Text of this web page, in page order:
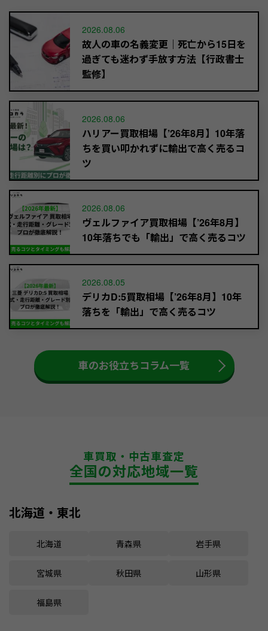
2026.08.06
故人の車の名義変更｜死亡から15日を
過ぎても迷わず手放す方法【行政書士
監修】
2026.08.06
ハリアー買取相場【’26年8月】10年落
ちを買い叩かれずに輸出で高く売るコ
ツ
2026.08.06
ヴェルファイア買取相場【’26年8月】
10年落ちでも「輸出」で高く売るコツ
2026.08.05
デリカD:5買取相場【’26年8月】10年
落ちを「輸出」で高く売るコツ
車のお役立ちコラム一覧
車買取・中古車査定
全国の対応地域一覧
北海道・東北
北海道 青森県 岩手県
宮城県 秋田県 山形県
福島県